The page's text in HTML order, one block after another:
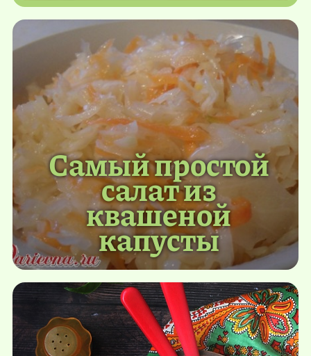
Самый простой
салат из
квашеной
капусты